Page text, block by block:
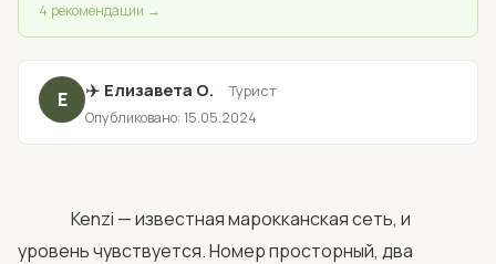
4 рекомендации →
Е ✈️ Елизавета О. Турист
Опубликовано: 15.05.2024
уровень чувствуется. Номер просторный, два